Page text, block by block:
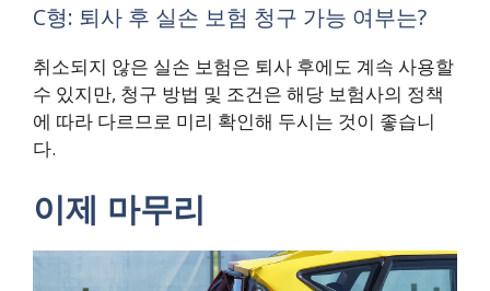
C형: 퇴사 후 실손 보험 청구 가능 여부는?
취소되지 않은 실손 보험은 퇴사 후에도 계속 사용할
수 있지만, 청구 방법 및 조건은 해당 보험사의 정책
에 따라 다르므로 미리 확인해 두시는 것이 좋습니
다.
이제 마무리